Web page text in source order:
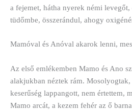
a fejemet, hátha nyerek némi levegőt,
tüdőmbe, összerándul, ahogy
Mamóval és Anóval akarok lenni,
Az első emlékemben Mamo és Ano
alakjukban néztek rám.
keserűség lappangott, nem értettem,
Mamo arcát, a kezem fehér az ő